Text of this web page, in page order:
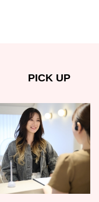
PICK UP